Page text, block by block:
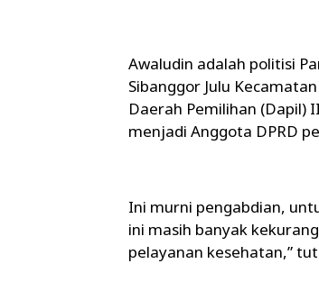
Awaludin adalah politisi
Sibanggor Julu
Daerah Pemilihan (Dapil)
menjadi Anggota DPRD
Ini murni pengabdian,
ini masih banyak
pelayanan kesehatan,”